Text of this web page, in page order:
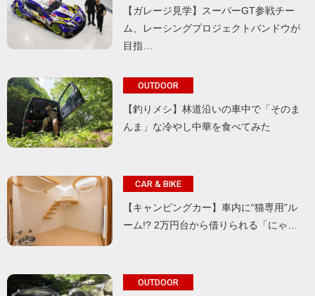
【ガレージ見学】スーパーGT参戦チー
ム、レーシングプロジェクトバンドウが
目指…
OUTDOOR
【釣りメシ】林道沿いの車中で「そのま
んま」な冷やし中華を食べてみた
CAR & BIKE
【キャンピングカー】車内に“猫専用”ル
ーム!? 2万円台から借りられる「にゃ…
OUTDOOR